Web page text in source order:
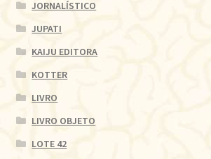
JORNALÍSTICO
JUPATI
KAIJU EDITORA
KOTTER
LIVRO
LIVRO OBJETO
LOTE 42